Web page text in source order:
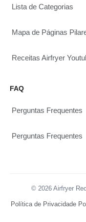
Lista de Categorias
Mapa de Páginas
Receitas Airfryer
FAQ
Perguntas Frequentes
Perguntas Frequentes
© 2026 Airfryer
Política de Privacidade